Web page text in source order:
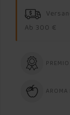
Ab 300 €
PREMIO
AROMA